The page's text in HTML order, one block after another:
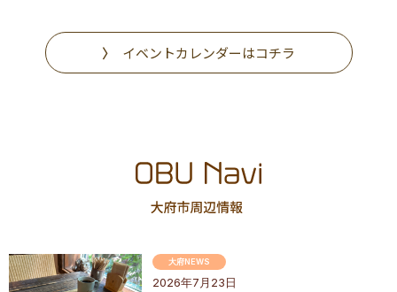
イベントカレンダーはコチラ
2026年7月23日
大府NEWS